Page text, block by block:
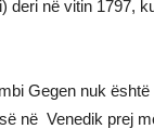
deri në vitin 1797,
Gegen nuk
në Venedik prej